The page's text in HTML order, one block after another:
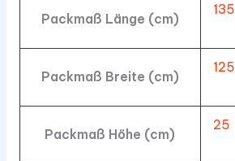
Packmaß Länge (cm)
135
Packmaß Breite (cm)
125
Packmaß Höhe (cm)
25